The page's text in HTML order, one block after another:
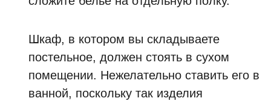
Шкаф, в котором вы складываете
постельное, должен стоять в сухом
помещении. Нежелательно ставить его в
ванной, поскольку так изделия